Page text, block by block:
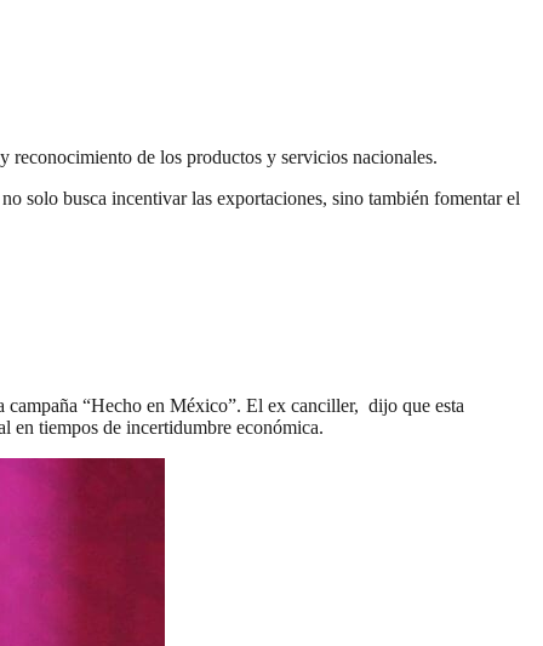
de los productos y servicios nacionales.
solo busca incentivar las exportaciones, sino también fomentar el
“Hecho en México”. El ex canciller, dijo que esta
en tiempos de incertidumbre económica.